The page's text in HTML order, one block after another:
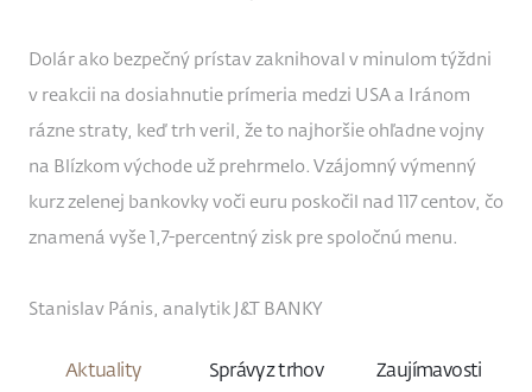
Dolár ako bezpečný prístav zaknihoval v minulom týždni
v reakcii na dosiahnutie prímeria medzi USA a Iránom
rázne straty, keď trh veril, že to najhoršie ohľadne vojny
na Blízkom východe už prehrmelo. Vzájomný výmenný
kurz zelenej bankovky voči euru poskočil nad 117 centov, čo
znamená vyše 1,7-percentný zisk pre spoločnú menu.
Stanislav Pánis, analytik J&T BANKY
Aktuality Správy z trhov Zaujímavosti